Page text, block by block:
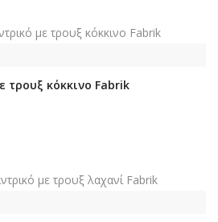
τρουξ κόκκινο Fabrik